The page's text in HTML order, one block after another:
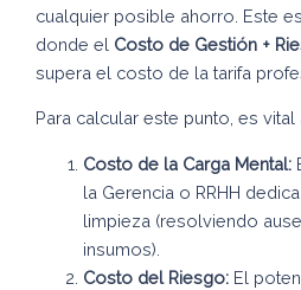
cualquier posible ahorro. Este
donde el Costo de Gestión +
supera el costo de la tarifa
Para calcular este punto, es
Costo de la Carga Mental:
la Gerencia o RRHH
limpieza (resolviendo
insumos).
Costo del Riesgo: El